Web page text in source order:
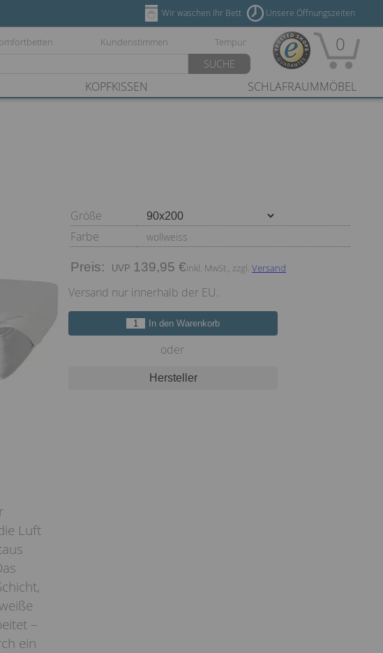
Unsere Öffnungszeiten
Wir waschen Ihr Bett
Kundenstimmen Tempur
SUCHE
0
KOPFKISSEN SCHLAFRAUMMÖBEL
Luft
–
ein
Größe
Farbe
wollweiss
Preis: 139,95 €inkl. MwSt., zzgl. Versand
Versand nur innerhalb der EU.
In den Warenkorb
oder
Hersteller